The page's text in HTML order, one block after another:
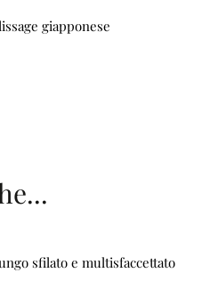
giapponese
sfilato e multisfaccettato